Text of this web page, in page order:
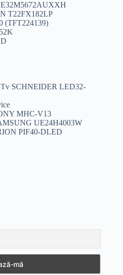
T22FX182LP
(TFT224139)
Tv SCHNEIDER LED32-
MHC-V13
UE24H4003W
PIF40-DLED